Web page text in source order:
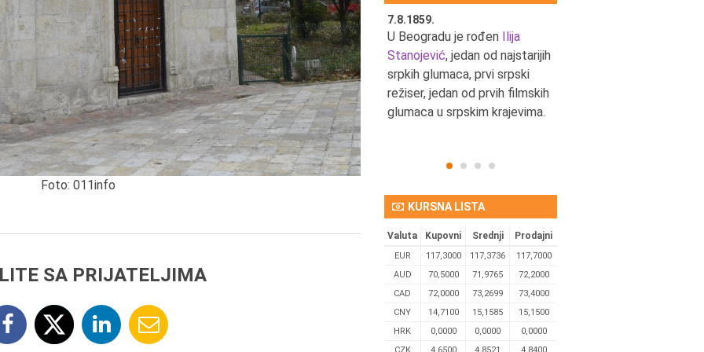
Foto: 011info
SA PRIJATELJIMA
7.8.2015.
Preminula je Đurđija Cvetić,
pozorišna, filmska i TV
glumica.
7.8.1859.
U Beogradu je rođen Ilija
Stanojević, jedan od najstarijih
srpkih glumaca, prvi srpski
režiser, jedan od prvih filmskih
glumaca u srpskim krajevima.
KURSNA LISTA
Valuta Kupovni Srednji Prodajni
EUR 117,3000 117,3736
117,7000
AUD
70,5000 71,9765
72,2000
CAD
72,0000 73,2699
73,4000
CNY
14,7100 15,1585
15,1500
HRK
0,0000 0,0000
0,0000
CZK
4,6500 4,8521 4,8400